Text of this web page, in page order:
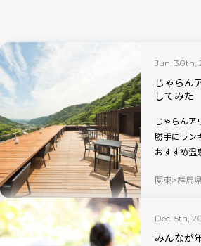
Jun. 30th,
じゃらん
してみた
じゃらんアワード
勝手にランキングしてみまし
おすすめ温
関東 群馬
Dec. 5th,
みんなが